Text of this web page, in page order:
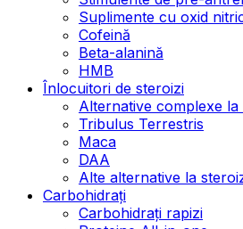
Suplimente cu oxid
Cofeină
Beta-alanină
HMB
Înlocuitori de steroizi
Alternative complexe la
Tribulus Terrestris
Maca
DAA
Alte alternative la
Carbohidrați
Carbohidrați rapizi